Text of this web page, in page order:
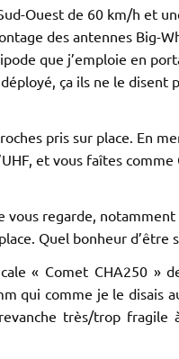
Ouest de 60 km/h et
des antennes Big-
que j’emploie en
ça ils ne le disent
pris sur place. En
et vous faîtes comme
vous regarde,
Quel bonheur d’être
« Comet CHA250 »
qui comme je le disais
très/trop